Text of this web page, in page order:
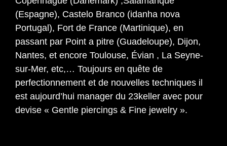
(Espagne), Castelo Branco (idanha nova
Portugal), Fort de France (Martinique), en
passant par Point a pitre (Guadeloupe), Dijon,
Nantes, et encore Toulouse, Évian , La Seyne-
sur-Mer, etc,… Toujours en quête de
perfectionnement et de nouvelles techniques il
est aujourd’hui manager du 23keller avec pour
devise « Gentle piercings & Fine jewelry ».